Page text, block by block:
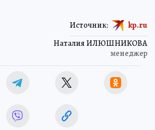
Наталия ИЛЮШНИКОВА
менеджер
Источник: kp.ru